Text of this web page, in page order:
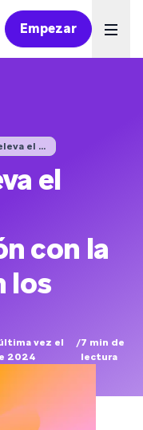
Empezar
el ...
el
con la
los
vez el
2024
/7 min de
lectura